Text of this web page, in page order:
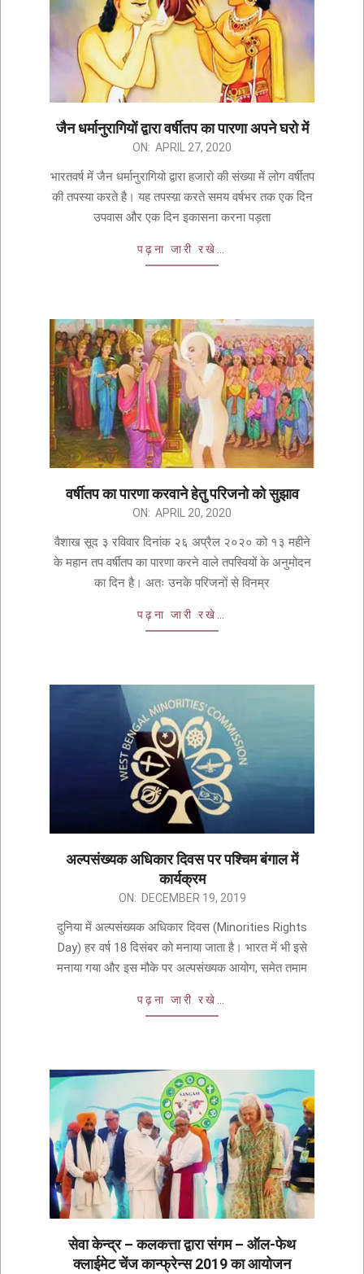
जैन धर्मानुरागियों द्वारा वर्षीतप का पारणा अपने घरो में
ON: APRIL 27, 2020
भारतवर्ष में जैन धर्मानुरागियो द्वारा हजारो की संख्या में लोग वर्षीतप
की तपस्या करते है। यह तपस्य़ा करते समय वर्षभर तक एक दिन
उपवास और एक दिन इकासना करना पड़ता
पढ़ना जारी रखे…
वर्षीतप का पारणा करवाने हेतु परिजनो को सुझाव
ON: APRIL 20, 2020
वैशाख सूद ३ रविवार दिनांक २६ अप्रैल २०२० को १३ महीने
के महान तप वर्षीतप का पारणा करने वाले तपस्वियों के अनुमोदन
का दिन है। अतः उनके परिजनों से विनम्र
पढ़ना जारी रखे…
अल्पसंख्यक अधिकार दिवस पर पश्चिम बंगाल में
कार्यक्रम
ON: DECEMBER 19, 2019
दुनिया में अल्पसंख्यक अधिकार दिवस (Minorities Rights
Day) हर वर्ष 18 दिसंबर को मनाया जाता है। भारत में भी इसे
मनाया गया और इस मौके पर अल्पसंख्यक आयोग, समेत तमाम
पढ़ना जारी रखे…
सेवा केन्द्र – कलकत्ता द्वारा संगम – ऑल-फेथ
क्लाईमेट चेंज कान्फ्रेन्स 2019 का आयोजन